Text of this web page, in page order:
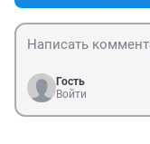
Гость
Войти